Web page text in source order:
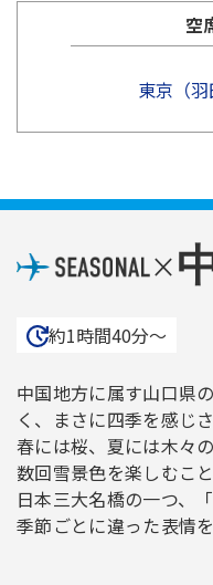
空
東京（羽
×
約1時間40分〜
中国地方に属す山口県
く、まさに四季を感じ
春には桜、夏には木々
数回雪景色を楽しむこと
日本三大名橋の一つ、
季節ごとに違った表情